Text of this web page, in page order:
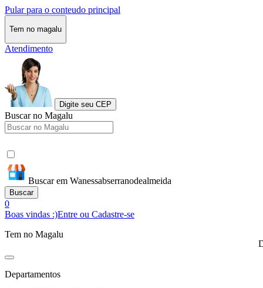
Pular para o conteudo principal
Tem no magalu
Atendimento
Digite seu CEP
Buscar no Magalu
Buscar em Wanessabserranodealmeida
Buscar
0
Boas vindas :)Entre ou Cadastre-se
Tem no Magalu
Departamentos